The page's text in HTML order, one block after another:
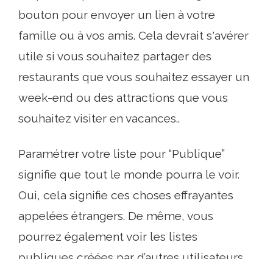
bouton pour envoyer un lien à votre
famille ou à vos amis. Cela devrait s'avérer
utile si vous souhaitez partager des
restaurants que vous souhaitez essayer un
week-end ou des attractions que vous
souhaitez visiter en vacances..
Paramétrer votre liste pour “Publique”
signifie que tout le monde pourra le voir.
Oui, cela signifie ces choses effrayantes
appelées étrangers. De même, vous
pourrez également voir les listes